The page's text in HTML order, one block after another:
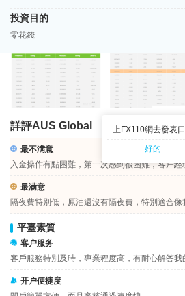
投資目的
零花錢
詳評AUS Global
最不满意
入金操作有點困難，第一次感到很困難，客戶經
最满意
隔夜費特別低，原油還沒有隔夜費，特別適合
平臺素質
客户服务
客戶服務特別及時，專業程度高，有耐心解答我
开户便捷度
上FX110網去發表
好的